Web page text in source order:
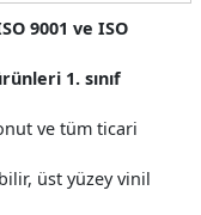
9001 ve ISO
1. sınıf
ve tüm ticari
üst yüzey vinil